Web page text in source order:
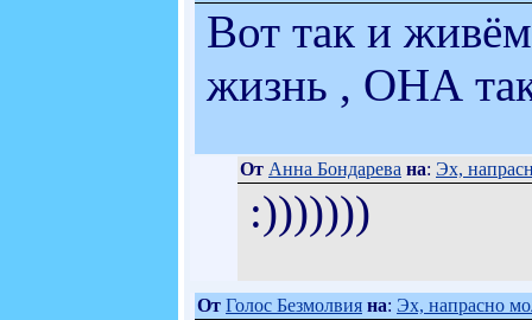
Вот так и
жизнь , ОНА
От Анна Бондарева на: Эх,
:)))))))
От Голос Безмолвия на: Эх, напрасно